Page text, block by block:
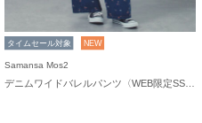
タイムセール対象 NEW
Samansa Mos2